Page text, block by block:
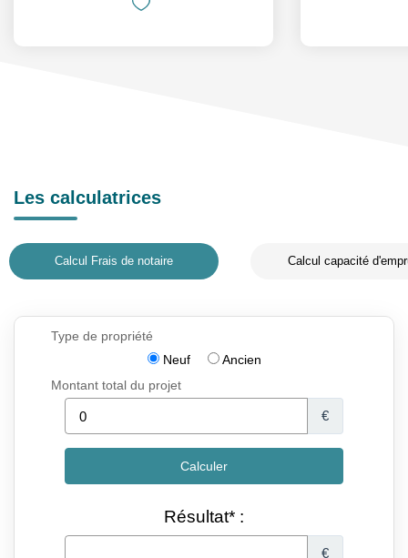
Les calculatrices
Calcul Frais de notaire Calcul capacité